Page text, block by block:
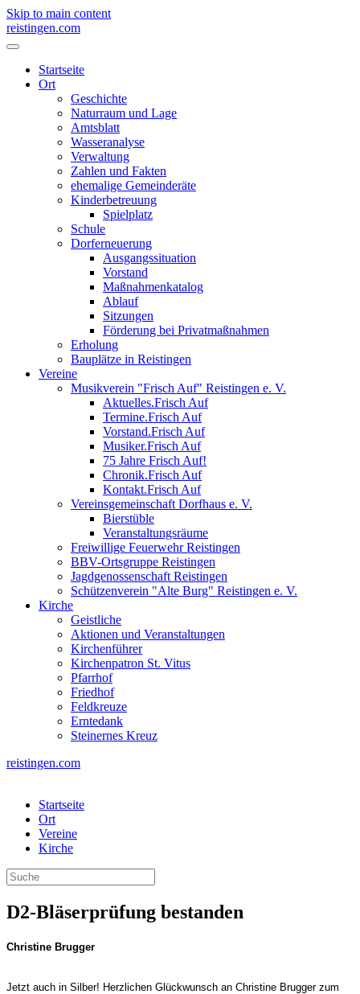
Skip to main content
reistingen.com
Startseite
Ort
Geschichte
Naturraum und Lage
Amtsblatt
Wasseranalyse
Verwaltung
Zahlen und Fakten
ehemalige Gemeinderäte
Kinderbetreuung
Spielplatz
Schule
Dorferneuerung
Ausgangssituation
Vorstand
Maßnahmenkatalog
Ablauf
Sitzungen
Förderung bei Privatmaßnahmen
Erholung
Bauplätze in Reistingen
Vereine
Musikverein "Frisch Auf" Reistingen e. V.
Aktuelles.Frisch Auf
Termine.Frisch Auf
Vorstand.Frisch Auf
Musiker.Frisch Auf
75 Jahre Frisch Auf!
Chronik.Frisch Auf
Kontakt.Frisch Auf
Vereinsgemeinschaft Dorfhaus e. V.
Bierstüble
Veranstaltungsräume
Freiwillige Feuerwehr Reistingen
BBV-Ortsgruppe Reistingen
Jagdgenossenschaft Reistingen
Schützenverein "Alte Burg" Reistingen e. V.
Kirche
Geistliche
Aktionen und Veranstaltungen
Kirchenführer
Kirchenpatron St. Vitus
Pfarrhof
Friedhof
Feldkreuze
Erntedank
Steinernes Kreuz
reistingen.com
Startseite
Ort
Vereine
Kirche
D2-Bläserprüfung bestanden
Christine Brugger
Jetzt auch in Silber! Herzlichen Glückwunsch an Christine Brugger zum